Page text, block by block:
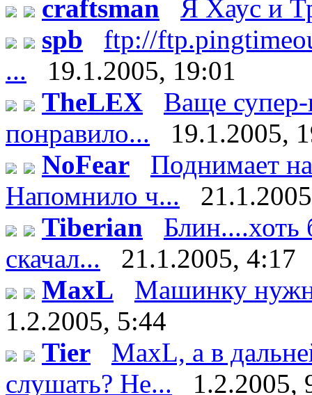
craftsman
Я Хаус и
spb
ftp://
...
19.1.2005, 19:01
TheLEX
Ваще
понравило...
19.1.2005,
NoFear
Поднимает
Напомнило ч...
Tiberian
Блин....хоть
скачал...
21.1.2005, 4:17
MaxL
Машинку
1.2.2005, 5:44
Tier
MaxL, а в
слушать? Не...
1.2.2005,